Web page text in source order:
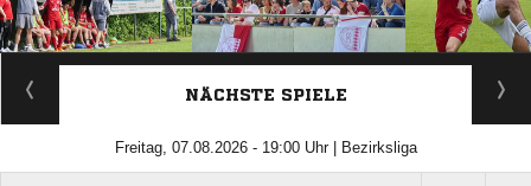
ANZEIGE
NÄCHSTE SPIELE
Freitag, 07.08.2026 - 19:00 Uhr | Bezirksliga